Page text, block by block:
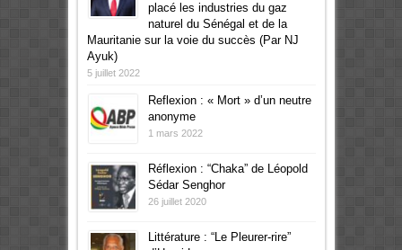
placé les industries du gaz
naturel du Sénégal et de la
Mauritanie sur la voie du succès (Par NJ
Ayuk)
5 juillet 2022
Reflexion : « Mort » d’un neutre
anonyme
1 mars 2022
Réflexion : “Chaka” de Léopold
Sédar Senghor
26 juillet 2020
Littérature : “Le Pleurer-rire”